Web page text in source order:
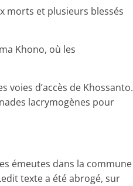
morts et plusieurs blessés
Khono, où les
d’accès de Khossanto.
lacrymogènes pour
émeutes dans la commune
texte a été abrogé, sur